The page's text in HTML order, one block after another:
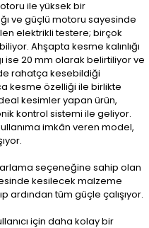
ile yüksek bir
ve güçlü motoru sayesinde
elektrikli testere; birçok
Ahşapta kesme kalınlığı
ise 20 mm olarak belirtiliyor ve
rahatça kesebildiği
kesme özelliği ile birlikte
kesimler yapan ürün,
kontrol sistemi ile geliyor.
imkân veren model,
seçeneğine sahip olan
kesilecek malzeme
ardından tüm güçle çalışıyor.
için daha kolay bir